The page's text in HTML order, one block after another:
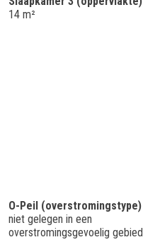
14 m²
O-Peil (overstromingstype)
niet gelegen in een
overstromingsgevoelig gebied